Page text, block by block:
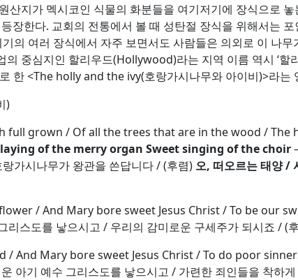
산지가 멕시코인 식물의 화분들을 여기저기에 장식으로
장한다. 교회의 전통에서 볼 때 성탄절 장식을 위해서는
기의 여러 장식에서 자주 보면서도 사람들은 의외로 이 나
중심지인 할리우드(Hollywood)라는 지역 이름 역시 ‘할
한 <The holly and the ivy(호랑가시나무와 아이비)>라는
)
full grown / Of all the trees that are in the wood / The
of the merry organ Sweet singing of the choir
가시나무가 왕관을 쓴답니다 / (후렴) 오, 떠오르는 태양/
/ And Mary bore sweet Jesus Christ / To be our
리스도를 낳으시고 / 우리의 감미로운 구세주가 되시죠 / (
And Mary bore sweet Jesus Christ / To do poor
아기 예수 그리스도를 낳으시고 / 가련한 죄인들을 착하